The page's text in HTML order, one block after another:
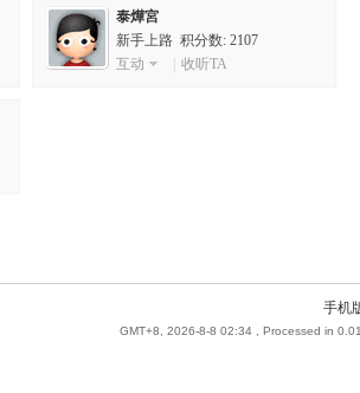
泰燁宮
新手上路 积分数: 2107
互动
收听TA
手机
GMT+8, 2026-8-8 02:34 , Processed in